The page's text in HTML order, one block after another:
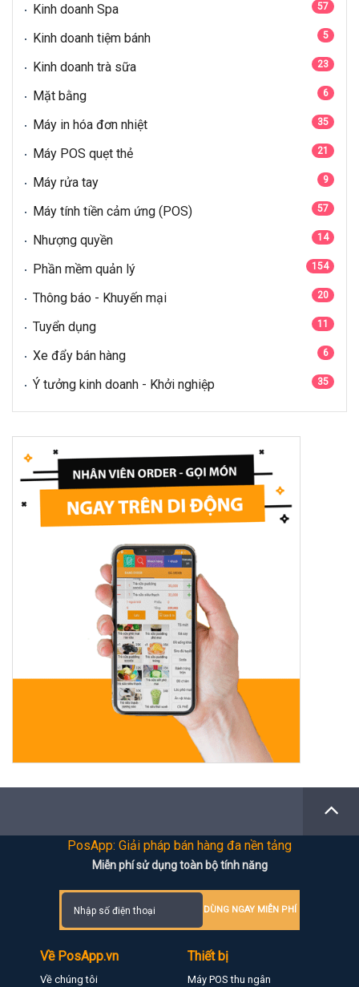
Kinh doanh Spa 57
Kinh doanh tiệm bánh 5
Kinh doanh trà sữa 23
Mặt bằng 6
Máy in hóa đơn nhiệt 35
Máy POS quẹt thẻ 21
Máy rửa tay 9
Máy tính tiền cảm ứng (POS) 57
Nhượng quyền 14
Phần mềm quản lý 154
Thông báo - Khuyến mại 20
Tuyển dụng 11
Xe đẩy bán hàng 6
Ý tưởng kinh doanh - Khởi nghiệp 35
PosApp: Giải pháp bán hàng đa nền tảng
Miễn phí sử dụng toàn bộ tính năng
DÙNG NGAY MIỄN PHÍ
Về PosApp.vn
Về chúng tôi
Thiết bị
Máy POS thu ngân